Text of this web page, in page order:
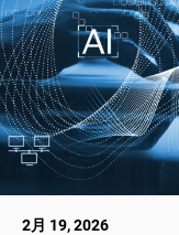
2月 19, 2026